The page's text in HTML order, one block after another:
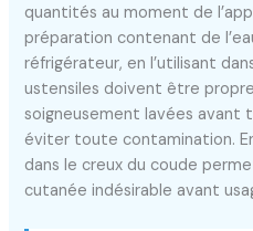
quantités au moment de
préparation contenant de
réfrigérateur, en l’utilisant
ustensiles doivent être
soigneusement lavées avant
éviter toute contamination.
dans le creux du coude
cutanée indésirable avant